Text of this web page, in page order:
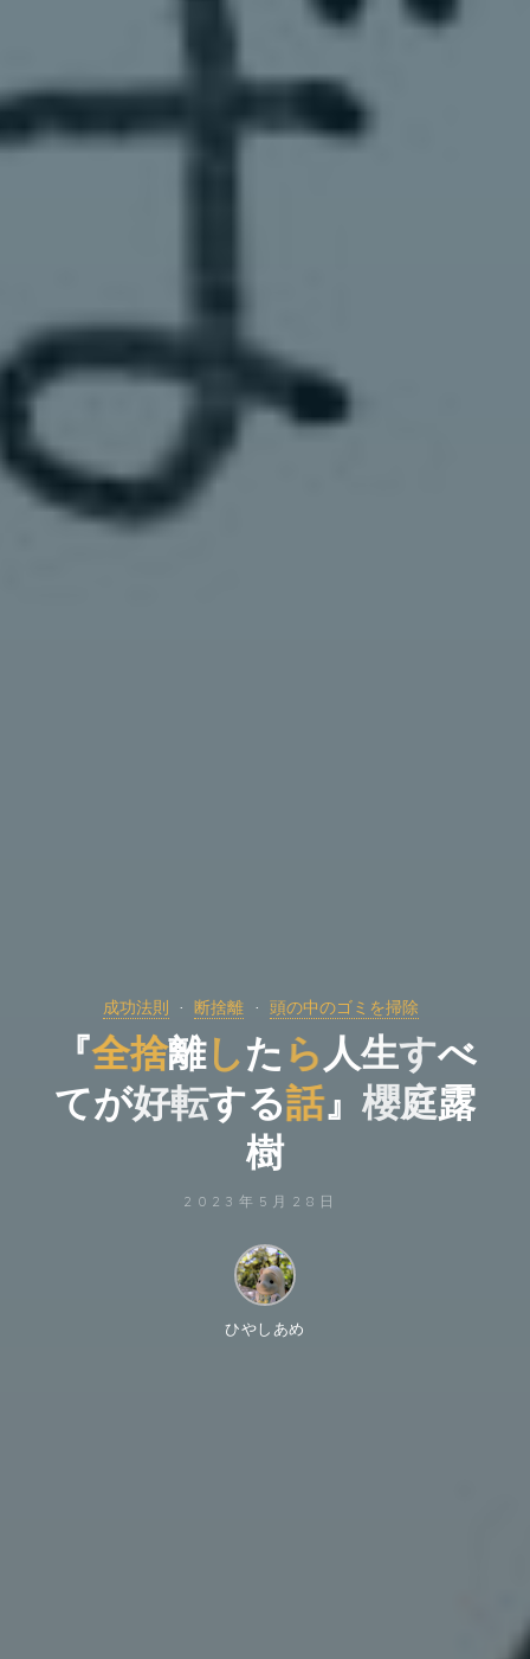
成功法則 断捨離 頭の中のゴミを掃除
『全捨離した ら 人生すべ
てが好転する話』 櫻庭露
樹
2023年5月28日
ひやしあめ